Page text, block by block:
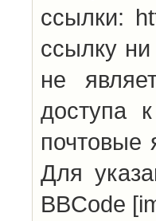
ссылки:
ссылку
не
доступа
Для
BBCode